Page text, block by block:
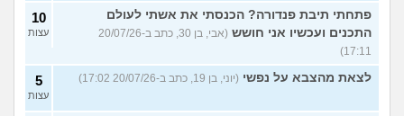
פתחתי תיבת פנדורה? הכנסתי את אשתי לעולם
התכנים ועכשיו אני חושש
(אבי, בן 30, כתב ב-20/07/26
17:11)
10
עצות
לצאת מהצבא על נפשי (יוני, בן 19, כתב ב-20/07/26 17:02) 5
עצות